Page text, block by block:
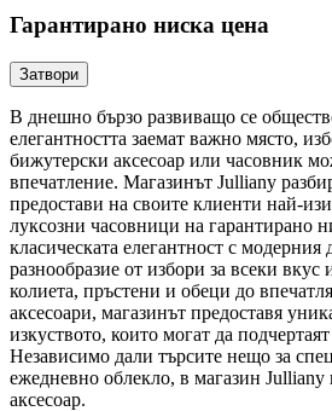
Гарантирано ниска цена
Затвори
В днешно бързо развиващо се
елегантността заемат важно място,
бижутерски аксесоар или часовник
впечатление. Магазинът Julliany
предостави на своите клиенти най-
луксозни часовници на гарантирано
класическата елегантност с модерния
разнообразие от избори за всеки
колиета, пръстени и обеци до
аксесоари, магазинът предоставя
изкуството, които могат да
Независимо дали търсите нещо за
ежедневно облекло, в магазин
аксесоар.